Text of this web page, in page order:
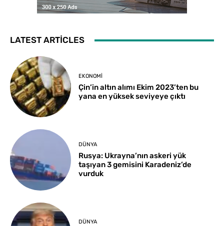
LATEST ARTICLES
EKONOMI
Çin’in altın alımı Ekim 2023’ten bu
yana en yüksek seviyeye çıktı
DÜNYA
Rusya: Ukrayna’nın askeri yük
taşıyan 3 gemisini Karadeniz’de
vurduk
DÜNYA